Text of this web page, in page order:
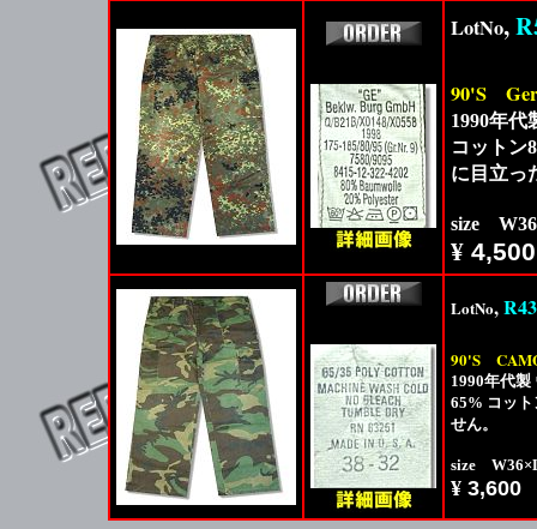
LotNo,
90'S
1990年
コットン
に目立っ
size
¥ 4,500
LotNo,
90'S
1990年代
65% コッ
せん。
size
¥ 3,600